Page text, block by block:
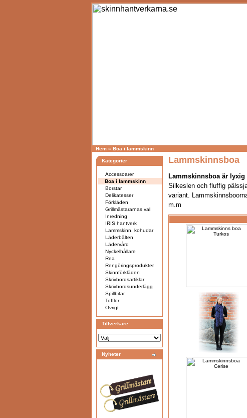
Hem » Boa i lammskinn
Kategorier
Accessoarer
Boa i lammskinn
Borstar
Delikatesser
Förkläden
Grillmästararnas val
Inredning
IRIS hantverk
Lammskinn, kohudar
Läderbälten
Lädervård
Nyckelhållare
Rea
Rengöringsprodukter
Skinnförkläden
Skrivbordsartiklar
Skrivbordsunderlägg
Spillbitar
Tofflor
Övrigt
Tillverkare
Nyheter
Lammskinnsboa
Lammskinnsboa är
Silkeslen och fluffig
variant.
m.m